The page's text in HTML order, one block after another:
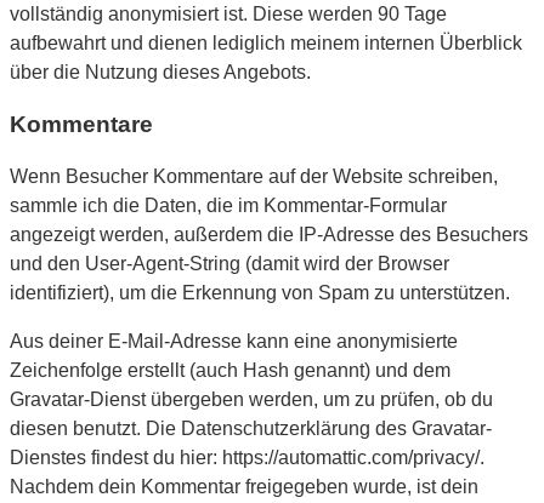
vollständig anonymisiert ist. Diese werden 90 Tage
aufbewahrt und dienen lediglich meinem internen Überblick
über die Nutzung dieses Angebots.
Kommentare
Wenn Besucher Kommentare auf der Website schreiben,
sammle ich die Daten, die im Kommentar-Formular
angezeigt werden, außerdem die IP-Adresse des Besuchers
und den User-Agent-String (damit wird der Browser
identifiziert), um die Erkennung von Spam zu unterstützen.
Aus deiner E-Mail-Adresse kann eine anonymisierte
Zeichenfolge erstellt (auch Hash genannt) und dem
Gravatar-Dienst übergeben werden, um zu prüfen, ob du
diesen benutzt. Die Datenschutzerklärung des Gravatar-
Dienstes findest du hier: https://automattic.com/privacy/.
Nachdem dein Kommentar freigegeben wurde, ist dein